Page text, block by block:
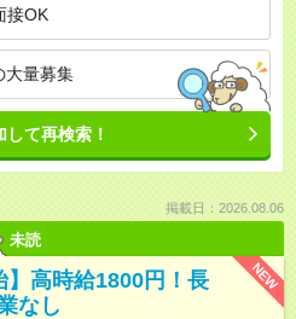
接OK
大量募集
して再検索！
掲載日：2026.08.06
未読
NEW
】高時給1800円！長
なし